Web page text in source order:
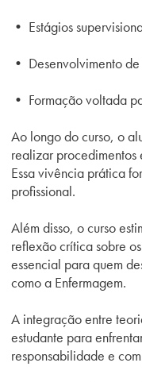
• Estágios
• Desenvolvimento
• Formação voltada
Ao longo do curso, o
realizar procedimentos
Essa vivência prática
profissional.
Além disso, o curso
reflexão crítica sobre
essencial para quem
como a Enfermagem.
A integração entre
estudante para
responsabilidade e